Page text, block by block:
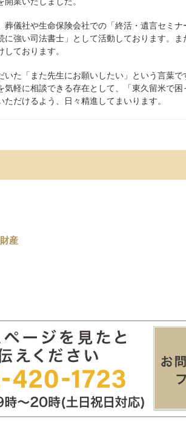
葬儀社や生命保険会社での「終活・遺言セミナ
強い司法書士」として活動しております。ま
ております。
た「また先生にお願いしたい」という言葉で
気軽に相談できる存在として、「東久留米で困
だけるよう、日々精進してまいります。
産